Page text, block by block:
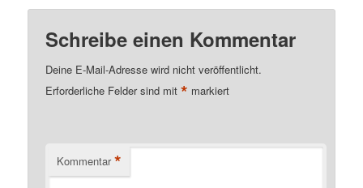
Schreibe einen Kommentar
Deine E-Mail-Adresse wird nicht veröffentlicht.
Erforderliche Felder sind mit* markiert
Kommentar *